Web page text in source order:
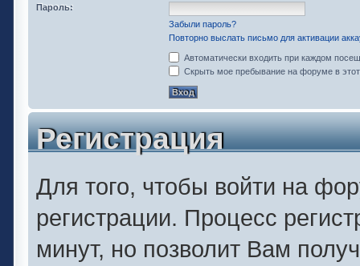
Пароль:
Забыли пароль?
Повторно выслать письмо для активации
Автоматически входить при каждом
Скрыть мое пребывание на форуме в
Регистрация
Для того, чтобы войти на
регистрации. Процесс
минут, но позволит Вам